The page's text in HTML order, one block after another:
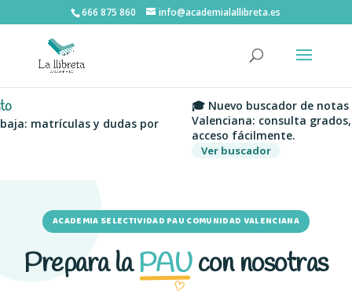
666 875 860 info@academialallibreta.es
y dudas por
🎓 Nuevo buscador de notas de
Valenciana: consulta grados,
acceso fácilmente.
Ver buscador
ACADEMIA SELECTIVIDAD PAU COMUNIDAD VALENCIANA
Prepara laPAUcon nosotras
♡